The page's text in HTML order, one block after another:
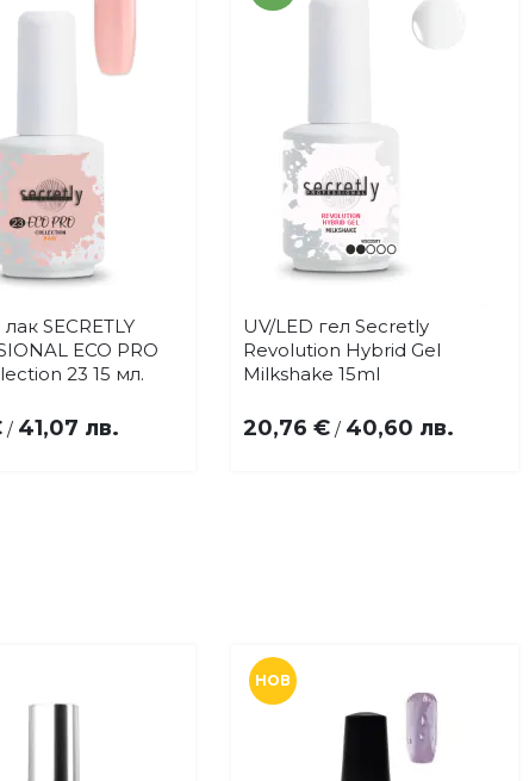
Добави
в
любими
Купи
SECRETLY
ECO PRO
23 15 мл.
/ 41,07 лв.
Добави
в
Купи
UV/LED гел Secretly
Revolution Hybrid Gel
Milkshake 15ml
20,76 € / 40,60 лв.
НОВ